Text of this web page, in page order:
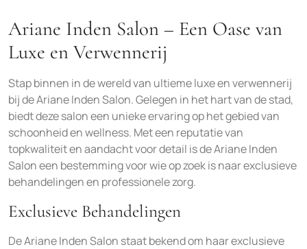
Ariane Inden Salon – Een Oase van
Luxe en Verwennerij
Stap binnen in de wereld van ultieme luxe en verwennerij
bij de Ariane Inden Salon. Gelegen in het hart van de stad,
biedt deze salon een unieke ervaring op het gebied van
schoonheid en wellness. Met een reputatie van
topkwaliteit en aandacht voor detail is de Ariane Inden
Salon een bestemming voor wie op zoek is naar exclusieve
behandelingen en professionele zorg.
Exclusieve Behandelingen
De Ariane Inden Salon staat bekend om haar exclusieve